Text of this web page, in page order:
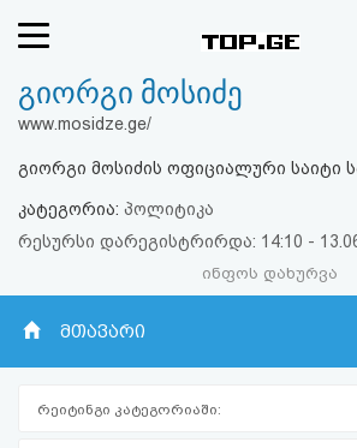
რეიტინგი
ფოსტა
პასუხი
გიორგი მოსიძე
www.mosidze.ge/
გიორგი მოსიძის ოფიციალური საიტი
კატეგორია: პოლიტიკა
რესურსი დარეგისტრირდა: 14:10 -
ინფოს დახურვა
მთავარი
რეიტინგი კატეგორიაში: